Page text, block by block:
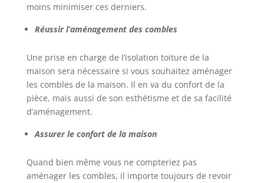
moins minimiser ces derniers.
Réussir l’aménagement des combles
Une prise en charge de l’isolation toiture de la
maison sera nécessaire si vous souhaitez aménager
les combles de la maison. Il en va du confort de la
pièce, mais aussi de son esthétisme et de sa facilité
d’aménagement.
Assurer le confort de la maison
Quand bien même vous ne compteriez pas
aménager les combles, il importe toujours de revoir